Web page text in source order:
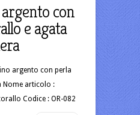
con
e agata
argento con perla
Nome articolo :
Codice : OR-082